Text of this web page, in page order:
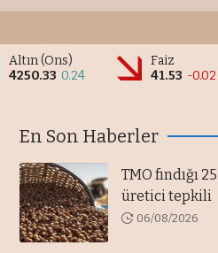
Altın (Ons)
4250.33 0.24
Faiz
41.53 -0.02
En Son Haberler
TMO fındığı
üretici tepkili
06/08/2026